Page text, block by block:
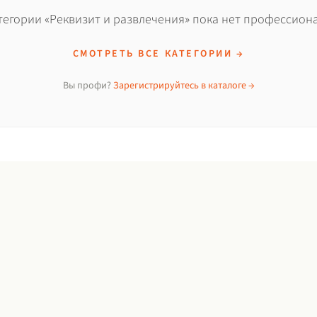
«Реквизит и развлечения» пока нет
СМОТРЕТЬ ВСЕ КАТЕГОРИИ →
Вы профи?Зарегистрируйтесь в каталоге →